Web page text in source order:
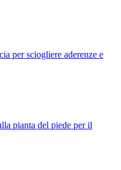
per sciogliere aderenze e
pianta del piede per il